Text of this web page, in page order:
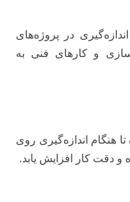
در پروژه‌های
و کارهای فنی به
هنگام اندازه‌گیری روی
و دقت کار افزایش یابد.